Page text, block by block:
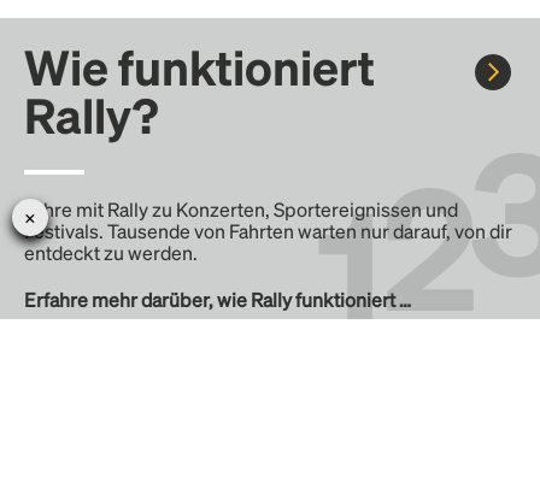
Wie funktioniert
Rally?
Fahre mit Rally zu Konzerten, Sportereignissen und
Festivals. Tausende von Fahrten warten nur darauf, von dir
entdeckt zu werden.
Erfahre mehr darüber, wie Rally funktioniert …